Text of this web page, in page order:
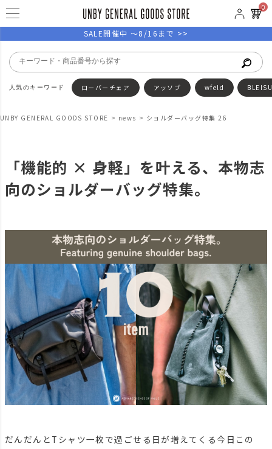
0
SALE開催中 ～8/16まで >>
ローバーチェア アッソブ wfeld
UNBY GENERAL GOODS STORE news ショルダーバッグ特集 26
「機能的 × 身軽」を叶える、本物志
向のショルダーバッグ特集。
だんだんとTシャツ一枚で過ごせる日が増えてくる今日この